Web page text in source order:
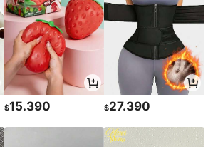
$15.390 $27.390